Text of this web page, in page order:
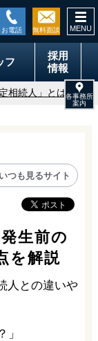
フ
採用
情報
定相続人」とは相続
いつも見るサイト
生前の
を解説
」